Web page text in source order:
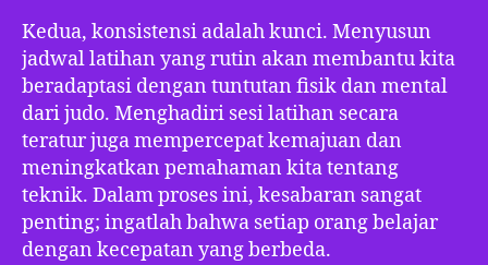
Kedua, konsistensi adalah kunci. Menyusun
jadwal latihan yang rutin akan membantu kita
beradaptasi dengan tuntutan fisik dan mental
dari judo. Menghadiri sesi latihan secara
teratur juga mempercepat kemajuan dan
meningkatkan pemahaman kita tentang
teknik. Dalam proses ini, kesabaran sangat
penting; ingatlah bahwa setiap orang belajar
dengan kecepatan yang berbeda.